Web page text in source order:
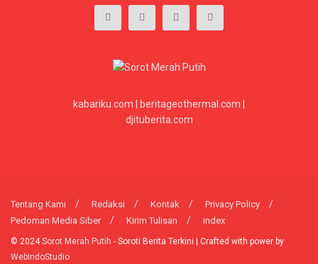
kabariku.com beritageothermal.com
djituberita.com
Tentang Kami Redaksi Kontak
Privacy Policy
Pedoman Media Siber
Kirim Tulisan index
© 2024Sorot Merah Putih - Soroti Berita Terkini | Crafted with power by
WebIndoStudio